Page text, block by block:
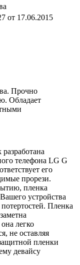
от 17.06.2015
Прочно
Обладает
телефона LG G
его
прорези.
пленка
устройства
Пленка
легко
не оставляя
пленки
девайсу